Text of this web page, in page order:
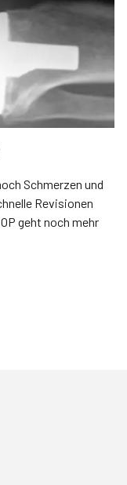
Schmerzen und
Revisionen
geht noch mehr